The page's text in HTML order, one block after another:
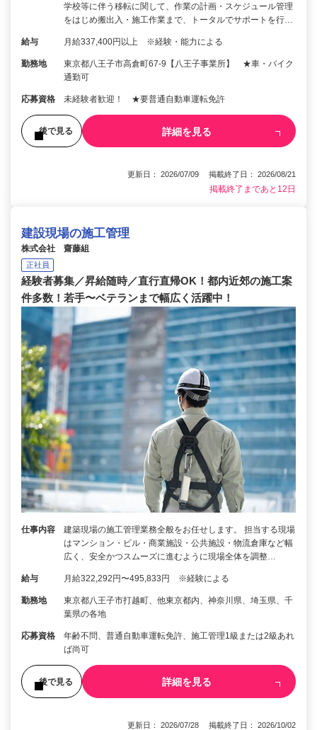
学校等に伴う移転に関して、作業の計画・スケジュール管理
をはじめ搬出入・施工作業まで、トータルでサポートを行…
給与 月給337,400円以上 ※経験・能力による
勤務地
東京都八王子市高倉町67-9【八王子事業所】 ★車・バイク
通勤可
応募資格 未経験者歓迎！ ★要普通自動車運転免許
後で見る 詳細を見る
更新日： 2026/07/09 掲載終了日： 2026/08/21
掲載終了まであと12日
建設現場の施工管理
株式会社 齋藤組
正社員
経験者募集／昇給随時／直行直帰OK！都内近郊の施工案
件多数！若手〜ベテランまで幅広く活躍中！
仕事内容
建築現場の施工管理業務全般をお任せします。 担当する現場
はマンション・ビル・商業施設・公共施設・物流倉庫など幅
広く、安全かつスムーズに進むように現場全体を調整…
給与 月給322,292円〜495,833円 ※経験による
勤務地
東京都八王子市打越町、他東京都内、神奈川県、埼玉県、千
葉県の各地
応募資格
年齢不問、普通自動車運転免許、施工管理1級または2級あれ
ば尚可
後で見る 詳細を見る
更新日： 2026/07/28 掲載終了日： 2026/10/02